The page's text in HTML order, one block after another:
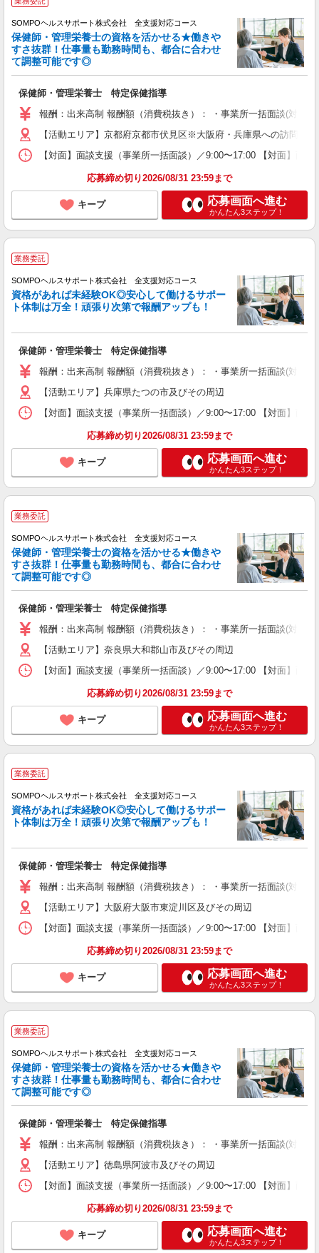
SOMPOヘルスサポート株式会社 全支援対応コース
保健師・管理栄養士の資格を活かせる★働きや
すさ抜群！仕事量も勤務時間も、都合に合わせ
て調整可能です◎
保健師・管理栄養士 特定保健指導
報酬：出来高制 報酬額（消費税抜き）： ・事業所一括面談(対
【活動エリア】京都府京都市伏見区※大阪府・兵庫県への訪問可能
【対面】面談支援（事業所一括面談）／9:00〜17:00 【対面】面
応募締め切り2026/08/31 23:59まで
キープ 応募画面へ進む
かんたん3ステップ！
業務委託
SOMPOヘルスサポート株式会社 全支援対応コース
資格があれば未経験OK◎安心して働けるサポー
ト体制は万全！頑張り次第で報酬アップも！
保健師・管理栄養士 特定保健指導
報酬：出来高制 報酬額（消費税抜き）： ・事業所一括面談(対
【活動エリア】兵庫県たつの市及びその周辺
【対面】面談支援（事業所一括面談）／9:00〜17:00 【対面】面
応募締め切り2026/08/31 23:59まで
キープ 応募画面へ進む
かんたん3ステップ！
業務委託
SOMPOヘルスサポート株式会社 全支援対応コース
保健師・管理栄養士の資格を活かせる★働きや
すさ抜群！仕事量も勤務時間も、都合に合わせ
て調整可能です◎
保健師・管理栄養士 特定保健指導
報酬：出来高制 報酬額（消費税抜き）： ・事業所一括面談(対
【活動エリア】奈良県大和郡山市及びその周辺
【対面】面談支援（事業所一括面談）／9:00〜17:00 【対面】面
応募締め切り2026/08/31 23:59まで
キープ 応募画面へ進む
かんたん3ステップ！
業務委託
SOMPOヘルスサポート株式会社 全支援対応コース
資格があれば未経験OK◎安心して働けるサポー
ト体制は万全！頑張り次第で報酬アップも！
保健師・管理栄養士 特定保健指導
報酬：出来高制 報酬額（消費税抜き）： ・事業所一括面談(対
【活動エリア】大阪府大阪市東淀川区及びその周辺
【対面】面談支援（事業所一括面談）／9:00〜17:00 【対面】面
応募締め切り2026/08/31 23:59まで
キープ 応募画面へ進む
かんたん3ステップ！
業務委託
SOMPOヘルスサポート株式会社 全支援対応コース
保健師・管理栄養士の資格を活かせる★働きや
すさ抜群！仕事量も勤務時間も、都合に合わせ
て調整可能です◎
保健師・管理栄養士 特定保健指導
報酬：出来高制 報酬額（消費税抜き）： ・事業所一括面談(対
【活動エリア】徳島県阿波市及びその周辺
【対面】面談支援（事業所一括面談）／9:00〜17:00 【対面】面
応募締め切り2026/08/31 23:59まで
キープ 応募画面へ進む
かんたん3ステップ！